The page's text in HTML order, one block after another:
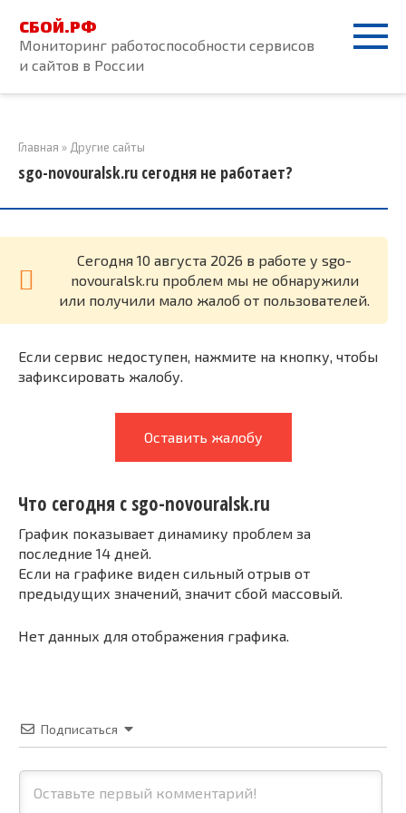
контенту
СБОЙ.РФ
Мониторинг работоспособности сервисов
и сайтов в России
Главная » Другие сайты
sgo-novouralsk.ru сегодня не работает?
Cегодня 10 августа 2026 в работе у sgo-
novouralsk.ru проблем мы не обнаружили
или получили мало жалоб от пользователей.
Если сервис недоступен, нажмите на кнопку, чтобы
зафиксировать жалобу.
Оставить жалобу
Что сегодня с sgo-novouralsk.ru
График показывает динамику проблем за
последние 14 дней.
Если на графике виден сильный отрыв от
предыдущих значений, значит сбой массовый.
Нет данных для отображения графика.
Подписаться